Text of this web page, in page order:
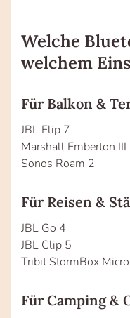
Welche
welchem
Für Balkon &
JBL Flip 7
Marshall Emberton III
Sonos Roam 2
Für Reisen &
JBL Go 4
JBL Clip 5
Tribit StormBox
Für Camping &